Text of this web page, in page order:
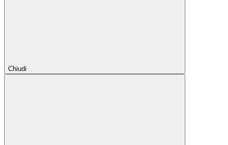
Chiudi